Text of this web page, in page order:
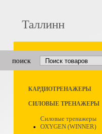
Таллинн
поиск
КАРДИОТРЕНАЖЕРЫ
СИЛОВЫЕ ТРЕНАЖЕРЫ
Силовые тренажеры
OXYGEN (WINNER)